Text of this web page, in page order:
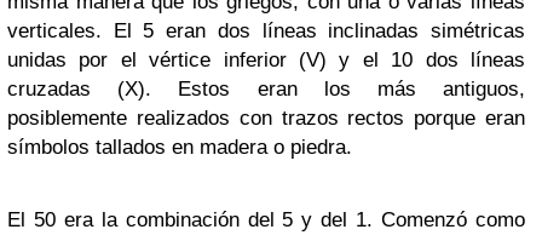
verticales. El 5 eran dos líneas inclinadas simétricas
unidas por el vértice inferior (V) y el 10 dos líneas
cruzadas (X). Estos eran los más antiguos,
posiblemente realizados con trazos rectos porque eran
símbolos tallados en madera o piedra.
El 50 era la combinación del 5 y del 1. Comenzó como